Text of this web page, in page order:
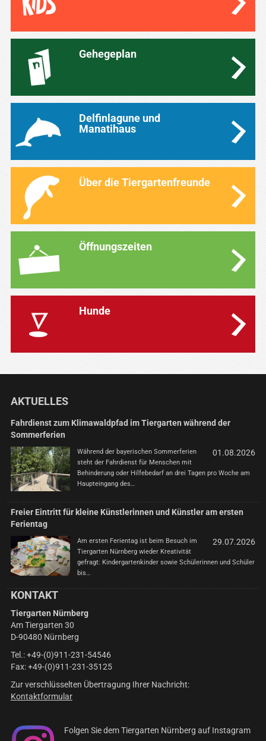
Gehegeplan
Delfinlagune und
Manatihaus
Über die Tiergartenfreunde
Öffnungszeiten
Hunde
AKTUELLES
Fahrdienst zum Klimawaldpfad im Tiergarten während der
Sommerferien
01.08.2026
Während der bayerischen Sommerferien
steht der Fahrdienst für Menschen mit
Behinderung oder Hilfebedarf an drei Tagen pro Woche am
Haupteingang des…
Freier Eintritt für kleine Künstlerinnen und Künstler am ersten
Ferientag
29.07.2026
Am ersten Ferientag ist beim Besuch im
Tiergarten Nürnberg wieder Kreativität
gefragt: Kindergartenkinder sowie Schülerinnen und Schüler
bis…
KONTAKT
Tiergarten Nürnberg
Am Tiergarten 30
D-90480 Nürnberg
Tel.: +49-(0)911-231-54546
Fax: +49-(0)911-231-35125
Zur verschlüsselten Übertragung Ihrer Nachricht:
Kontaktformular
Folgen Sie dem Tiergarten Nürnberg auf Instagram